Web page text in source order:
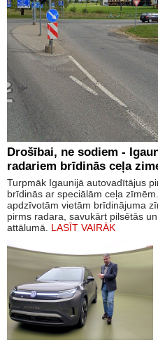
Drošībai, ne sodiem -
radariem brīdinās ceļa
Turpmāk Igaunijā autovadītājus
brīdinās ar speciālām ceļa
apdzīvotām vietām brīdinājuma
pirms radara, savukārt pilsētās
attālumā. LASĪT VAIRĀK